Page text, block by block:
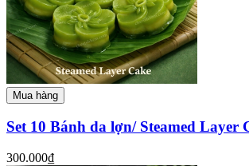
Mua hàng
Set 10 Bánh da lợn/ Steamed Layer
300.000₫